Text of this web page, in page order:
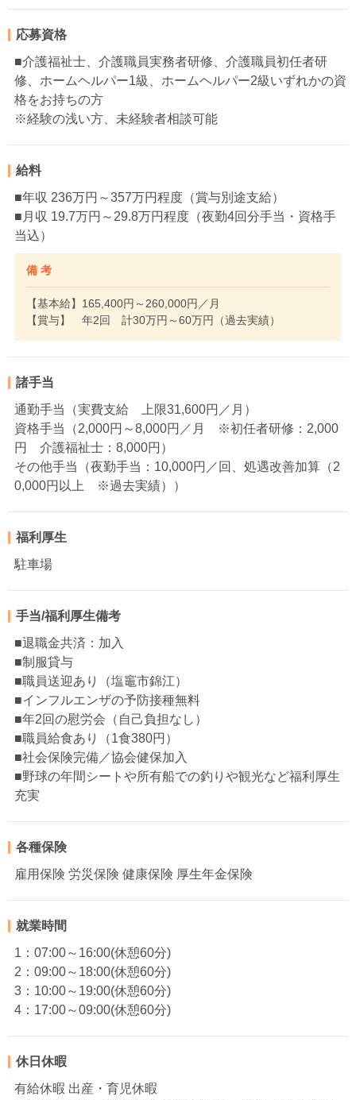
応募資格
■介護福祉士、介護職員実務者研修、介護職員初任者研
修、ホームヘルパー1級、ホームヘルパー2級いずれかの資
格をお持ちの方
※経験の浅い方、未経験者相談可能
給料
■年収 236万円～357万円程度（賞与別途支給）
■月収 19.7万円～29.8万円程度（夜勤4回分手当・資格手
当込）
備 考
【基本給】165,400円～260,000円／月
【賞与】 年2回 計30万円～60万円（過去実績）
諸手当
通勤手当（実費支給 上限31,600円／月）
資格手当（2,000円～8,000円／月 ※初任者研修：2,000
円 介護福祉士：8,000円）
その他手当（夜勤手当：10,000円／回、処遇改善加算（2
0,000円以上 ※過去実績））
福利厚生
駐車場
手当/福利厚生備考
■退職金共済：加入
■制服貸与
■職員送迎あり（塩竈市錦江）
■インフルエンザの予防接種無料
■年2回の慰労会（自己負担なし）
■職員給食あり（1食380円）
■社会保険完備／協会健保加入
■野球の年間シートや所有船での釣りや観光など福利厚生
充実
各種保険
雇用保険 労災保険 健康保険 厚生年金保険
就業時間
1：07:00～16:00(休憩60分)
2：09:00～18:00(休憩60分)
3：10:00～19:00(休憩60分)
4：17:00～09:00(休憩60分)
休日休暇
有給休暇 出産・育児休暇